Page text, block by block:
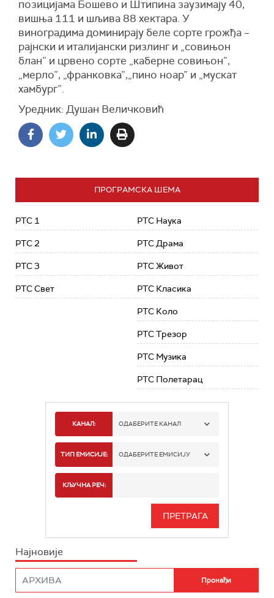
позицијама Бошево и Штипина заузимају 40,
вишња 111 и шљива 88 хектара. У
виноградима доминирају беле сорте грожђа –
рајнски и италијански ризлинг и „совињон
блан” и црвено сорте „каберне совињон”,
„мерло”, „франковка”,„пино ноар” и „мускат
хамбург”.
Уредник: Душан Величковић
ПРОГРАМСКА ШЕМА
РТС 1
РТС 2
РТС 3
РТС Свет
РТС Наука
РТС Драма
РТС Живот
РТС Класика
РТС Коло
РТС Трезор
РТС Музика
РТС Полетарац
КАНАЛ: ОДАБЕРИТЕ КАНАЛ
РТС 1
РТС 3
ТИП ЕМИСИЈЕ: ОДАБЕРИТЕ ЕМИСИЈУ
ИНФО
КЉУЧНА РЕЧ:
Најновије